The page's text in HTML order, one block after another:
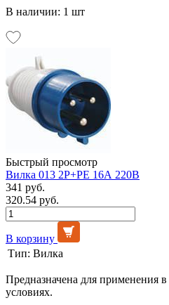
В наличии: 1 шт
Быстрый просмотр
Вилка 013 2Р+РЕ 16А 220В
341 руб.
320.54 руб.
В корзину
Тип: Вилка
Предназначена для применения
условиях.